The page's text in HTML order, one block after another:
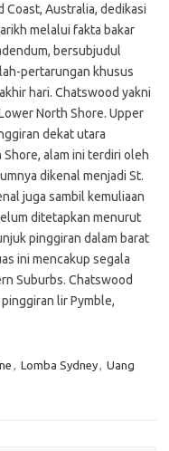
Coast, Australia, dedikasi
melalui fakta bakar
bersubjudul
pertarungan khusus
hari. Chatswood yakni
North Shore. Upper
dekat utara
alam ini terdiri oleh
dikenal menjadi St.
juga sambil kemuliaan
ditetapkan menurut
pinggiran dalam barat
ini mencakup segala
Suburbs. Chatswood
lir Pymble,
, Lomba Sydney, Uang